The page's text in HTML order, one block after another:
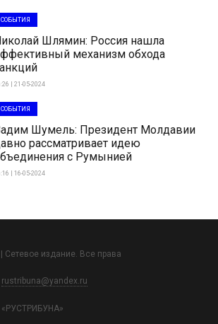
СОБЫТИЯ
Шлямин: Россия нашла
механизм обхода
| 21-05-2024
СОБЫТИЯ
Шумель: Президент Молдавии
рассматривает идею
с Румынией
| 16-05-2024
издание. Все права
rustribuna@yandex.ru